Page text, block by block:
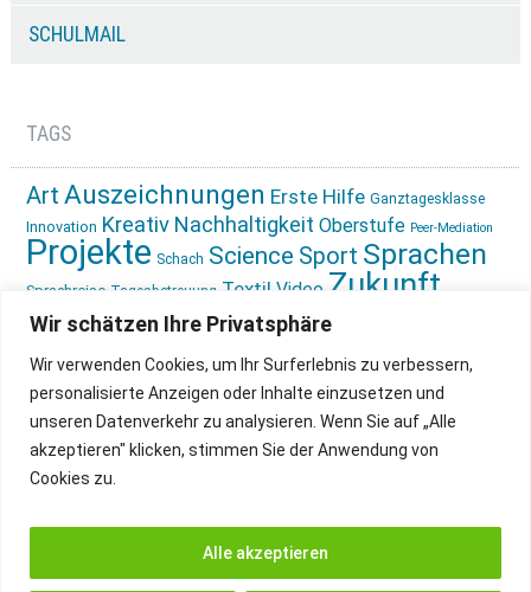
Wir schätzen Ihre Privatsphäre
Wir verwenden Cookies, um Ihr Surferlebnis zu verbessern,
personalisierte Anzeigen oder Inhalte einzusetzen und
unseren Datenverkehr zu analysieren. Wenn Sie auf „Alle
akzeptieren" klicken, stimmen Sie der Anwendung von
Cookies zu.
Alle akzeptieren
SCHULMAIL
TAGS
Art Auszeichnungen Erste Hilfe Ganztagesklasse
Innovation Kreativ Nachhaltigkeit Oberstufe Peer-Mediation
Projekte Schach Science Sport Sprachen
Sprachreise Tagesbetreuung Textil Video Zukunft
gestalten Ökologie
IMPRESSUM